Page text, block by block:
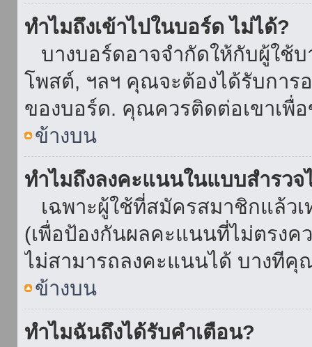
ทำไมถึงเข้าไปในบอร์ด ไม่ได้?
บางบอร์ดอาจจำกัดให้กับผู้ใช้บ
โพสต์, ฯลฯ คุณจะต้องได้รับการ
ของบอร์ด. คุณควรติดต่อเขาเพื่
ข้างบน
ทำไมถึงลงคะแนนในแบบสำรวจ
เฉพาะผู้ใช้ที่สมัครสมาชิกแล้ว
(เพื่อป้องกันผลคะแนนที่ไม่ตรง
ไม่สามารถลงคะแนนได้ บางที
ข้างบน
ทำไมฉันถึงได้รับคำเตือน?